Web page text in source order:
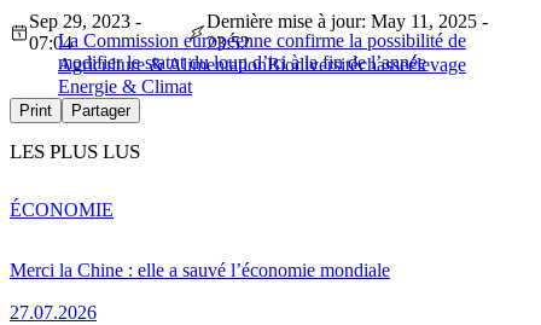
La Commission européenne confirme la possibilité de
modifier le statut du loup d’ici à la fin de l’année
Sep 29, 2023 -
07:04
Dernière mise à jour: May 11, 2025 -
23:52
Agriculture & AlimentationBiodiversitéchasseélevage
Energie & Climat
Print Partager
LES PLUS LUS
Merci la Chine : elle a sauvé l’économie mondiale
27.07.2026
ÉCONOMIE